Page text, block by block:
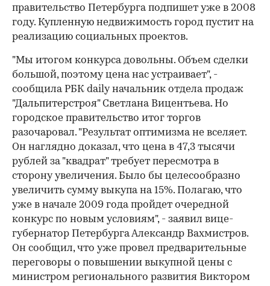
правительство Петербурга подпишет уже в 2008
году. Купленную недвижимость город пустит на
реализацию социальных проектов.
00:00 / 00:00
"Мы итогом конкурса довольны. Объем сделки
большой, поэтому цена нас устраивает", -
сообщила РБК daily начальник отдела продаж
"Дальпитерстроя" Светлана Вицентьева. Но
городское правительство итог торгов
разочаровал. "Результат оптимизма не вселяет.
Он наглядно доказал, что цена в 47,3 тысячи
рублей за "квадрат" требует пересмотра в
сторону увеличения. Было бы целесообразно
увеличить сумму выкупа на 15%. Полагаю, что
уже в начале 2009 года пройдет очередной
конкурс по новым условиям", - заявил вице-
губернатор Петербурга Александр Вахмистров.
Он сообщил, что уже провел предварительные
переговоры о повышении выкупной цены с
министром регионального развития Виктором